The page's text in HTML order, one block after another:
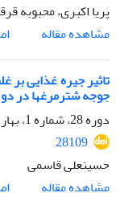
پریا اکبری، محبوبه
مشاهده مقاله
تاثیر جیره غذایی بر
جوجه شترمرغها در
دوره 28، شماره 1، بهار 1394، صفحه
28109
حسینعلی قاسمی
مشاهده مقاله